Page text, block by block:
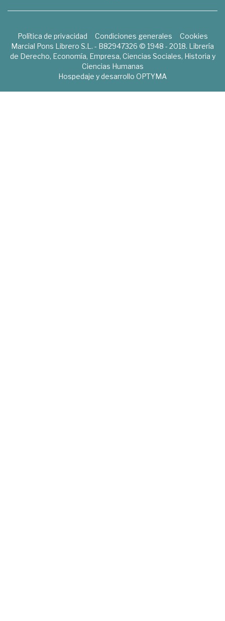
Política de privacidad Condiciones generales
Cookies
Marcial Pons Librero S.L. - B82947326 © 1948 - 2018. Librería
de Derecho, Economía, Empresa, Ciencias Sociales, Historia y
Ciencias Humanas
Hospedaje y desarrollo OPTYMA